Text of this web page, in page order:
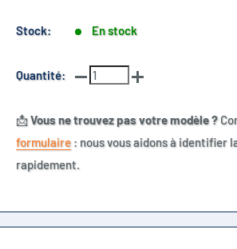
Stock: En stock
Quantité:
📩Vous ne trouvez pas votre modèle ?
formulaire : nous vous aidons à identifier
rapidement.